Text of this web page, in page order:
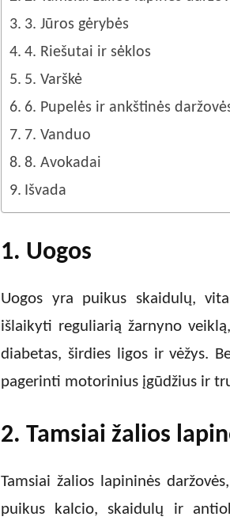
3. Jūros gėrybės
4. Riešutai ir sėklos
5. Varškė
6. Pupelės ir ankštinės
7. Vanduo
8. Avokadai
Išvada
1. Uogos
Uogos yra puikus skaidulų,
išlaikyti reguliarią žarnyno
diabetas, širdies ligos ir vėžys.
pagerinti motorinius įgūdžius ir
2. Tamsiai žalios
Tamsiai žalios lapininės
puikus kalcio, skaidulų ir